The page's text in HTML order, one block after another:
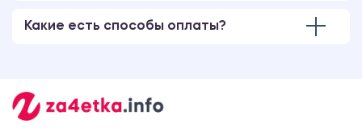
Какие есть способы оплаты?